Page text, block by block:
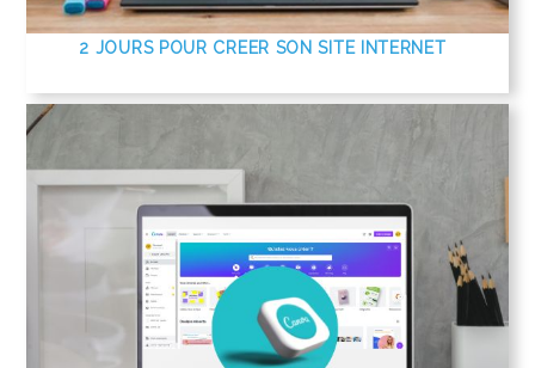
2 JOURS POUR CREER SON SITE INTERNET